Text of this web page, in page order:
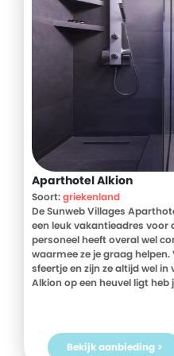
Aparthotel Alkion
Soort:griekenland
De Sunweb Villages
een leuk vakantieadres voor
personeel heeft overal wel
waarmee ze je graag
sfeertje en zijn ze altijd wel
Alkion op een heuvel ligt
De ruime appartementen
hebben een frisse en
Bekijk aanbieding >